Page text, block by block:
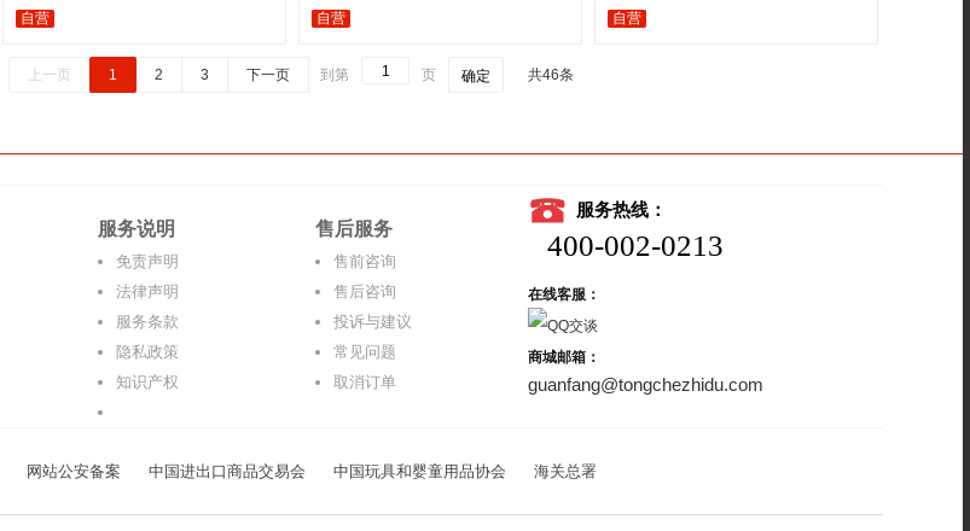
自营
自营
自营
上一页 1 2 3 下一页 到第 页 确定 共46条
服务说明
免责声明
法律声明
服务条款
隐私政策
知识产权
售后服务
售前咨询
售后咨询
投诉与建议
常见问题
取消订单
服务热线：
400-002-0213
在线客服：
商城邮箱：
guanfang@tongchezhidu.com
网站公安备案 中国进出口商品交易会 中国玩具和婴童用品协会 海关总署